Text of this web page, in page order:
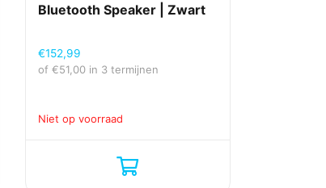
Bluetooth Speaker | Zwart
€152,99
of€51,00 in 3 termijnen
Niet op voorraad